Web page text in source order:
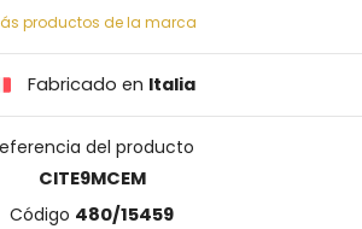
productos de la marca
Fabricado en Italia
del producto
CITE9MCEM
Código 480/15459